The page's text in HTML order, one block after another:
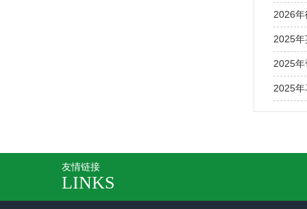
2026
2025
2025
2025
友情链接
LINKS